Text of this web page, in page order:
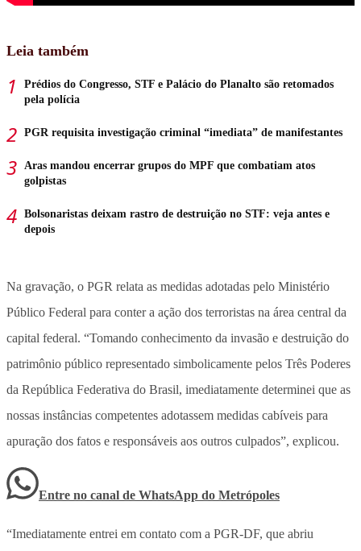
Leia também
Prédios do Congresso, STF e Palácio do Planalto são retomados
pela polícia
PGR requisita investigação criminal “imediata” de manifestantes
Aras mandou encerrar grupos do MPF que combatiam atos
golpistas
Bolsonaristas deixam rastro de destruição no STF: veja antes e
depois
Na gravação, o PGR relata as medidas adotadas pelo Ministério
Público Federal para conter a ação dos terroristas na área central da
capital federal. “Tomando conhecimento da invasão e destruição do
patrimônio público representado simbolicamente pelos Três Poderes
da República Federativa do Brasil, imediatamente determinei que as
nossas instâncias competentes adotassem medidas cabíveis para
apuração dos fatos e responsáveis aos outros culpados”, explicou.
Entre no canal de WhatsApp do Metrópoles
“Imediatamente entrei em contato com a PGR-DF, que abriu